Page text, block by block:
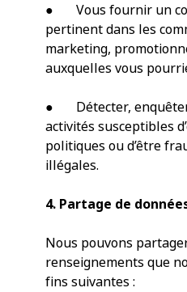
● Vous fournir un
pertinent dans les
marketing,
auxquelles vous
● Détecter,
activités susceptibles
politiques ou d’être
illégales.
4. Partage de
Nous pouvons
renseignements que
fins suivantes :